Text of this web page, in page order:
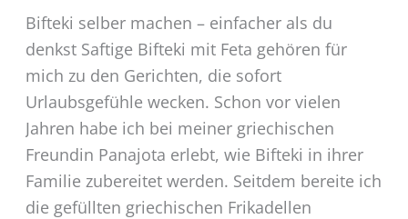
Bifteki selber machen – einfacher als du
denkst Saftige Bifteki mit Feta gehören für
mich zu den Gerichten, die sofort
Urlaubsgefühle wecken. Schon vor vielen
Jahren habe ich bei meiner griechischen
Freundin Panajota erlebt, wie Bifteki in ihrer
Familie zubereitet werden. Seitdem bereite ich
die gefüllten griechischen Frikadellen